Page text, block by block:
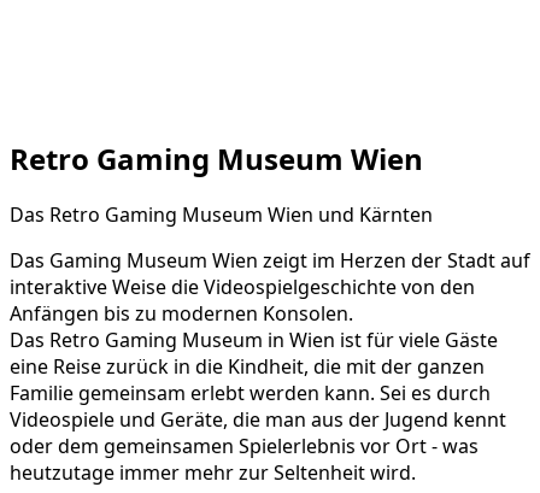
Retro Gaming Museum Wien
Das Retro Gaming Museum Wien und Kärnten
Das Gaming Museum Wien zeigt im Herzen der Stadt auf
interaktive Weise die Videospielgeschichte von den
Anfängen bis zu modernen Konsolen.
Das Retro Gaming Museum in Wien ist für viele Gäste
eine Reise zurück in die Kindheit, die mit der ganzen
Familie gemeinsam erlebt werden kann. Sei es durch
Videospiele und Geräte, die man aus der Jugend kennt
oder dem gemeinsamen Spielerlebnis vor Ort - was
heutzutage immer mehr zur Seltenheit wird.